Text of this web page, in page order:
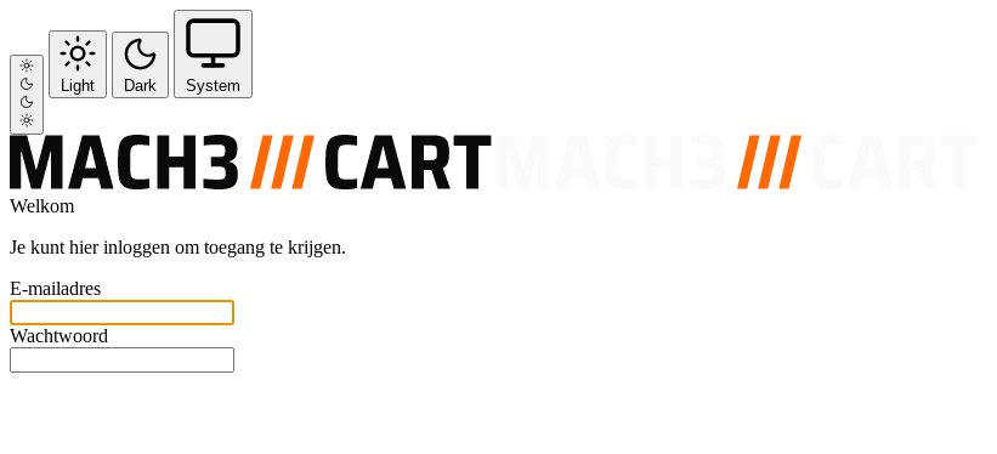
Light Dark System
Welkom
Je kunt hier inloggen om toegang te krijgen.
E-mailadres
Wachtwoord